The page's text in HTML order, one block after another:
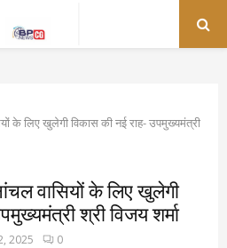
के लिए खुलेगी विकास की नई राह- उपमुख्यमंत्री
वासियों के लिए खुलेगी
श्री विजय शर्मा
2025 0